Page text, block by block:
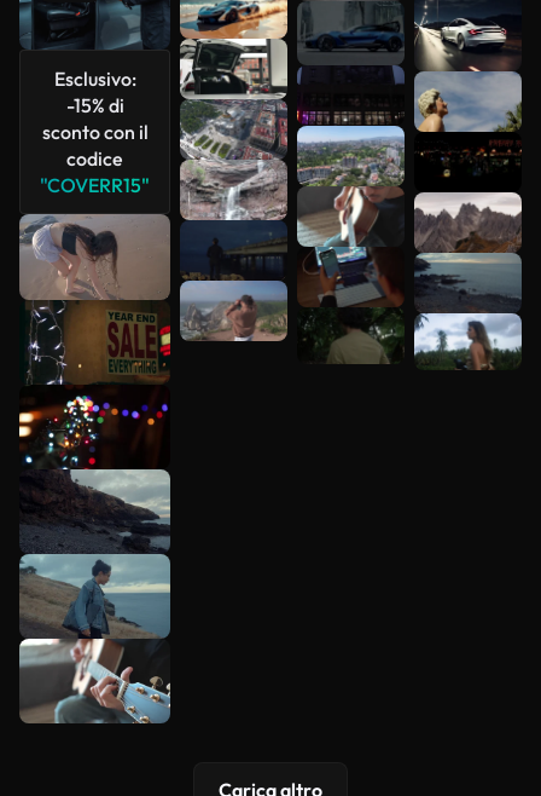
Esclusivo:
-15% di
sconto con il
codice
"COVERR15"
Scopri di
più
Carica altro